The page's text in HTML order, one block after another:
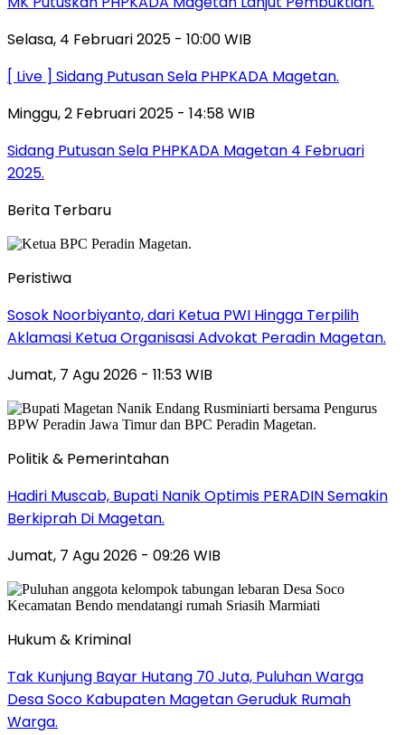
Selasa, 4 Februari 2025 - 10:00 WIB
[ Live ] Sidang Putusan Sela PHPKADA Magetan.
Minggu, 2 Februari 2025 - 14:58 WIB
Sidang Putusan Sela PHPKADA Magetan 4 Februari
2025.
Berita Terbaru
Peristiwa
Sosok Noorbiyanto, dari Ketua PWI Hingga Terpilih
Aklamasi Ketua Organisasi Advokat Peradin Magetan.
Jumat, 7 Agu 2026 - 11:53 WIB
Politik & Pemerintahan
Hadiri Muscab, Bupati Nanik Optimis PERADIN Semakin
Berkiprah Di Magetan.
Jumat, 7 Agu 2026 - 09:26 WIB
Hukum & Kriminal
Tak Kunjung Bayar Hutang 70 Juta, Puluhan Warga
Desa Soco Kabupaten Magetan Geruduk Rumah
Warga.